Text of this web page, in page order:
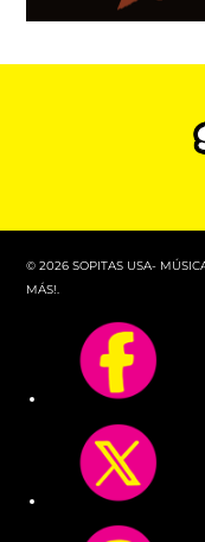
© 2026 SOPITAS USA-
MÁS!.